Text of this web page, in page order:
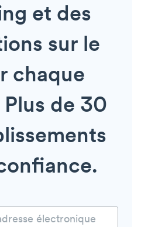
et des
sur le
chaque
Plus de 30